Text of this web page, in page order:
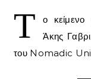
Τ
ο
Άκης
του Nomadic